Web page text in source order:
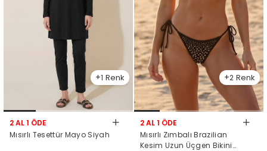
1
2 AL 1 ÖDE
Mısırlı Tesettür Mayo Siyah
2
2 AL 1 ÖDE
Mısırlı Zımbalı Brazilian
Kesim Uzun Üçgen Bikini